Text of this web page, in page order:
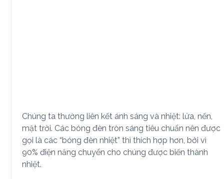
Chúng ta thường liên kết ánh sáng và nhiệt: lửa, nến,
mặt trời. Các bóng đèn tròn sáng tiêu chuẩn nên được
gọi là các “bóng đèn nhiệt” thì thích hợp hơn, bởi vì
90% điện năng chuyển cho chúng được biến thành
nhiệt.